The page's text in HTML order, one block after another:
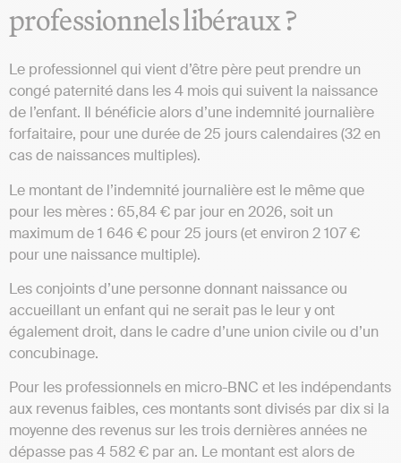
professionnels libéraux ?
Le professionnel qui vient d’être père peut prendre un
congé paternité dans les 4 mois qui suivent la naissance
de l’enfant. Il bénéficie alors d’une indemnité journalière
forfaitaire, pour une durée de 25 jours calendaires (32 en
cas de naissances multiples).
Le montant de l’indemnité journalière est le même que
pour les mères : 65,84 € par jour en 2026, soit un
maximum de 1 646 € pour 25 jours (et environ 2 107 €
pour une naissance multiple).
Les conjoints d’une personne donnant naissance ou
accueillant un enfant qui ne serait pas le leur y ont
également droit, dans le cadre d’une union civile ou d’un
concubinage.
Pour les professionnels en micro-BNC et les indépendants
aux revenus faibles, ces montants sont divisés par dix si la
moyenne des revenus sur les trois dernières années ne
dépasse pas 4 582 € par an. Le montant est alors de